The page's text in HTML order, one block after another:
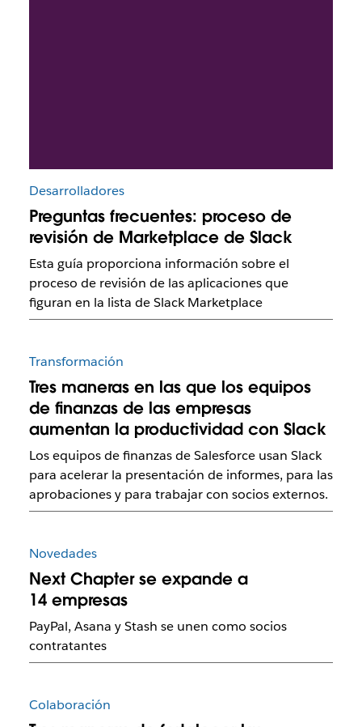
Desarrolladores
Preguntas frecuentes: proceso de
revisión de Marketplace de Slack
Esta guía proporciona información sobre el
proceso de revisión de las aplicaciones que
figuran en la lista de Slack Marketplace
Transformación
Tres maneras en las que los equipos
de finanzas de las empresas
aumentan la productividad con Slack
Los equipos de finanzas de Salesforce usan Slack
para acelerar la presentación de informes, para las
aprobaciones y para trabajar con socios externos.
Novedades
Next Chapter se expande a
14 empresas
PayPal, Asana y Stash se unen como socios
contratantes
Colaboración